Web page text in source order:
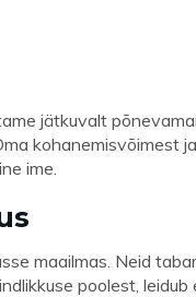
jätkuvalt
kohanemisvõimest
ime.
maailmas. Neid
poolest,